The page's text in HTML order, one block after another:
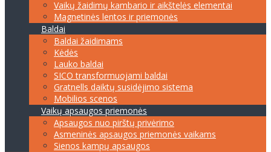
Vaikų žaidimų kambario ir aikštelės elementai
Magnetinės lentos ir priemonės
Baldai
Baldai žaidimams
Kėdės
Lauko baldai
SICO transformuojami baldai
Gratnells daiktų susidėjimo sistema
Mobilios scenos
Vaikų apsaugos priemonės
Apsaugos nuo pirštų privėrimo
Asmeninės apsaugos priemonės vaikams
Sienos kampų apsaugos